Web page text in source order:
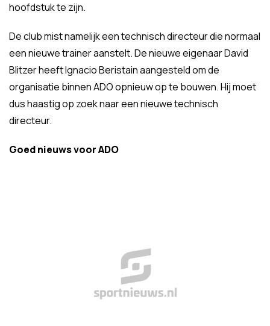
hoofdstuk te zijn.
De club mist namelijk een technisch directeur die normaal
een nieuwe trainer aanstelt. De nieuwe eigenaar David
Blitzer heeft Ignacio Beristain aangesteld om de
organisatie binnen ADO opnieuw op te bouwen. Hij moet
dus haastig op zoek naar een nieuwe technisch
directeur.
Goed nieuws voor ADO